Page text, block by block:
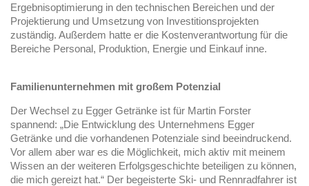
Ergebnisoptimierung in den technischen Bereichen und der
Projektierung und Umsetzung von Investitionsprojekten
zuständig. Außerdem hatte er die Kostenverantwortung für die
Bereiche Personal, Produktion, Energie und Einkauf inne.
Familienunternehmen mit großem Potenzial
Der Wechsel zu Egger Getränke ist für Martin Forster
spannend: „Die Entwicklung des Unternehmens Egger
Getränke und die vorhandenen Potenziale sind beeindruckend.
Vor allem aber war es die Möglichkeit, mich aktiv mit meinem
Wissen an der weiteren Erfolgsgeschichte beteiligen zu können,
die mich gereizt hat.“ Der begeisterte Ski- und Rennradfahrer ist